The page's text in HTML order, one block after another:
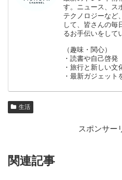
す。ニュース、ス
テクノロジーなど
して、皆さんの毎
るお手伝いをして
（趣味・関心）
・読書や自己啓発
・旅行と新しい文
・最新ガジェット
生活
スポンサー
関連記事